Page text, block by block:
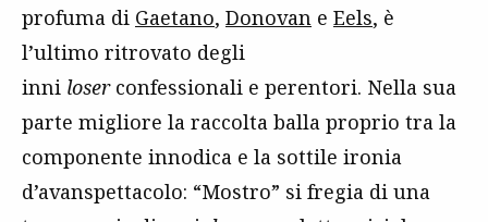
profuma di Gaetano, Donovan e Eels, è
l’ultimo ritrovato degli
inni loserconfessionali e perentori. Nella sua
parte migliore la raccolta balla proprio tra la
componente innodica e la sottile ironia
d’avanspettacolo: “Mostro” si fregia di una